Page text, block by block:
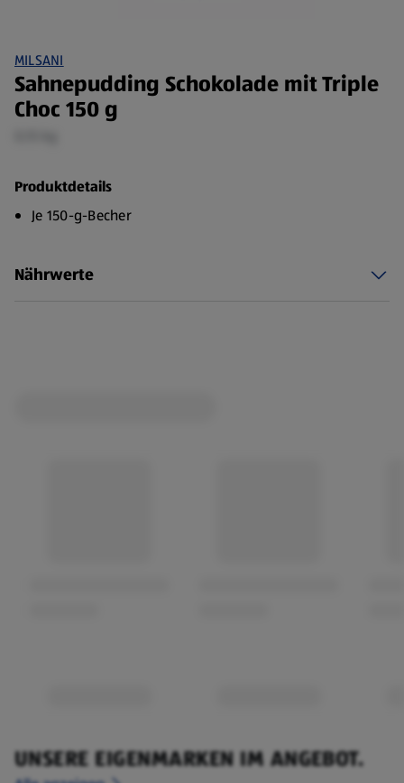
MILSANI
Sahnepudding Schokolade mit Triple
Choc 150 g
Produktdetails
Je 150-g-Becher
Nährwerte
UNSERE EIGENMARKEN IM ANGEBOT.